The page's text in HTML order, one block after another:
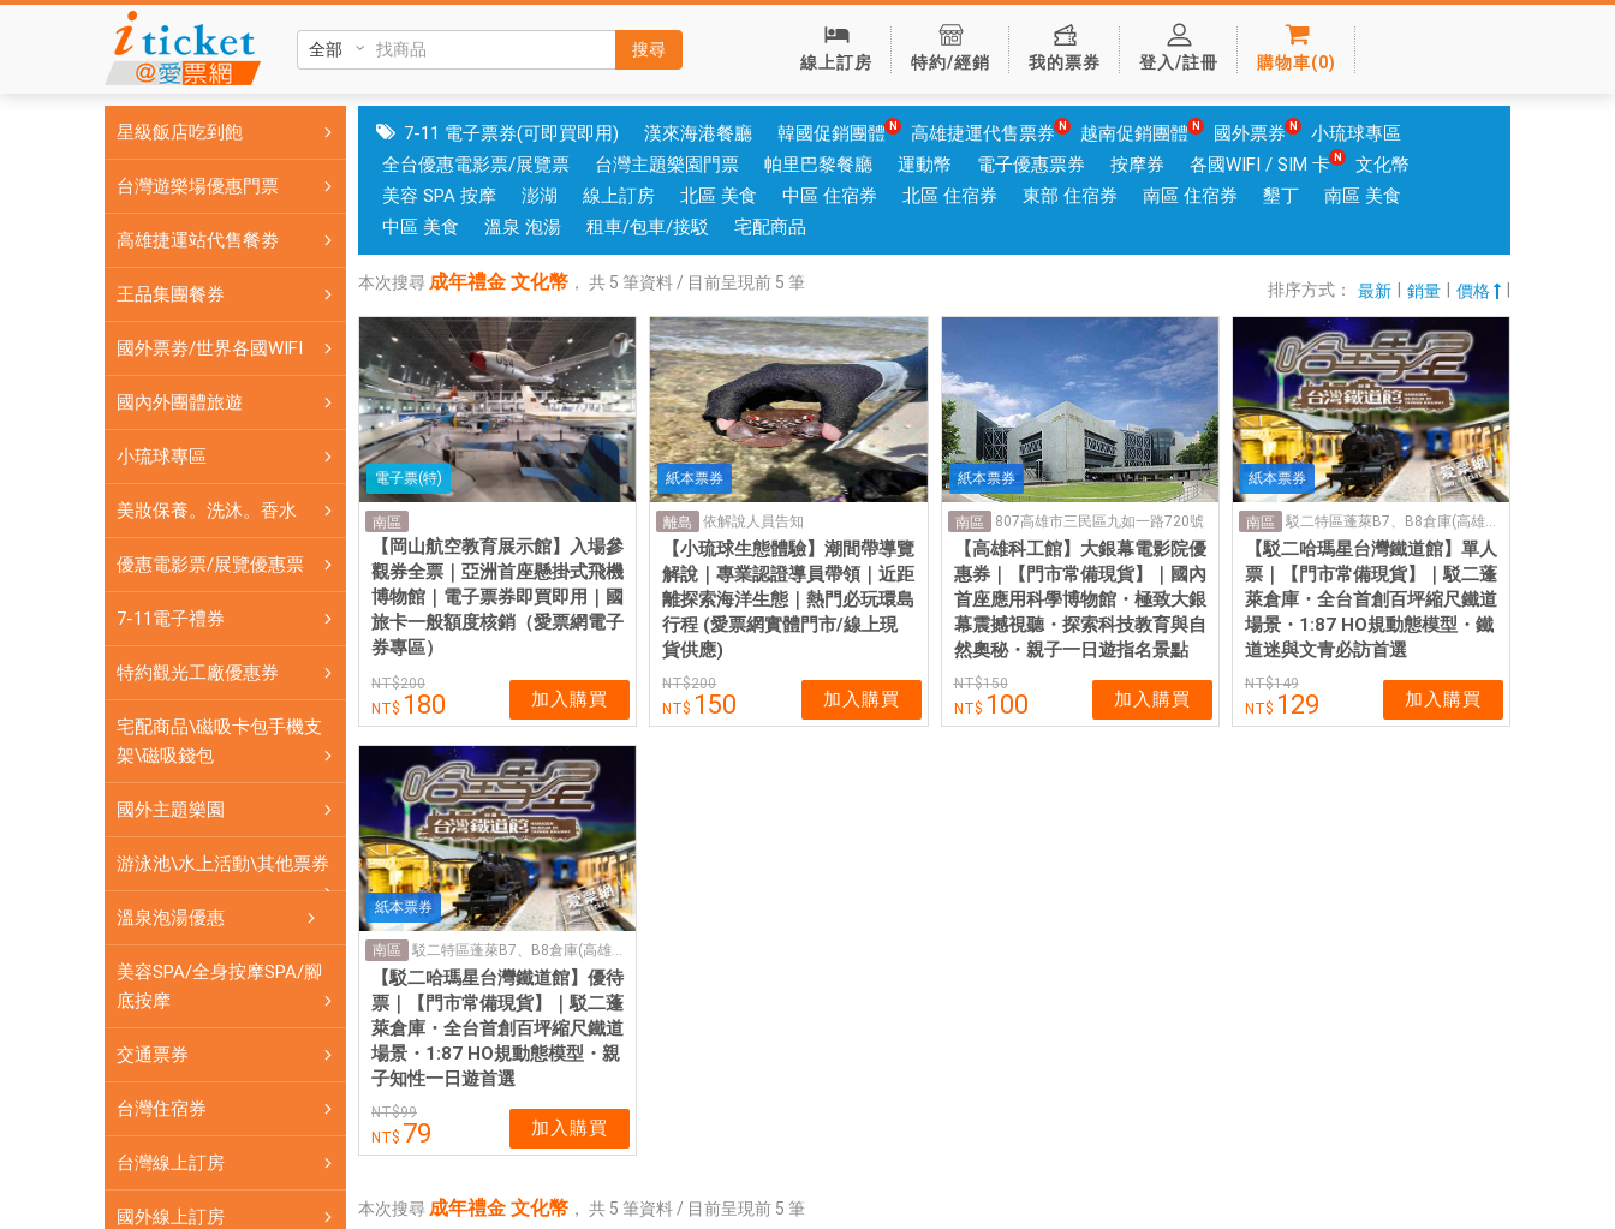
金
幣|
台
中
雄
有
體
市，
票
券
可
即
用
搜尋
線上訂房 特約/經銷 我的票券 登入/註冊 購物車(0)
星級飯店吃到飽
台灣遊樂場優惠門票
高雄捷運站代售餐劵
王品集團餐券
國外票劵/世界各國WIFI
國內外團體旅遊
小琉球專區
美妝保養。洗沐。香水
優惠電影票/展覽優惠票
7-11電子禮券
特約觀光工廠優惠券
宅配商品\磁吸卡包手機支
架\磁吸錢包
國外主題樂園
游泳池\水上活動\其他票券
溫泉泡湯優惠
美容SPA/全身按摩SPA/腳
底按摩
交通票券
台灣住宿券
台灣線上訂房
國外線上訂房
7-11 電子票券(可即買即用) 漢來海港餐廳 韓國促銷團體 高雄捷運代售票券 越南促銷團體 國外票券
小琉球專區
全台優惠電影票/展覽票
台灣主題樂園門票 帕里巴黎餐廳 運動幣 電子優惠票券 按摩券 各國WIFI / SIM 卡
文化幣
美容 SPA 按摩
澎湖 線上訂房 北區 美食 中區 住宿券 北區 住宿券 東部 住宿券 南區 住宿券 墾丁
南區 美食
中區 美食
溫泉 泡湯 租車/包車/接駁 宅配商品
本次搜尋 成年禮金 文化幣 ， 共 5 筆資料 / 目前呈現前 5 筆 排序方式： 最新 銷量 價格
電子票(特)
南區
【岡山航空教育展示館】入場參
觀券全票｜亞洲首座懸掛式飛機
博物館｜電子票券即買即用｜國
旅卡一般額度核銷（愛票網電子
券專區）
200
180 加入購買
紙本票券
離島 依解說人員告知
【小琉球生態體驗】潮間帶導覽
解說｜專業認證導員帶領｜近距
離探索海洋生態｜熱門必玩環島
行程 (愛票網實體門市/線上現
貨供應)
200
150 加入購買
紙本票券
南區 807高雄市三民區九如一路720號
【高雄科工館】大銀幕電影院優
惠券｜【門市常備現貨】｜國內
首座應用科學博物館・極致大銀
幕震撼視聽・探索科技教育與自
然奧秘・親子一日遊指名景點
150
100 加入購買
紙本票券
南區 駁二特區蓬萊B7、B8倉庫(高雄市鼓山區蓬萊路99號)
【駁二哈瑪星台灣鐵道館】單人
票｜【門市常備現貨】｜駁二蓬
萊倉庫・全台首創百坪縮尺鐵道
場景・1:87 HO規動態模型・鐵
道迷與文青必訪首選
149
129 加入購買
紙本票券
南區
【駁二哈瑪星台灣鐵道館】優待
票｜【門市常備現貨】｜駁二蓬
萊倉庫・全台首創百坪縮尺鐵道
場景・1:87 HO規動態模型・親
子知性一日遊首選
99
79 加入購買
本次搜尋 成年禮金 文化幣 ， 共 5 筆資料 / 目前呈現前 5 筆